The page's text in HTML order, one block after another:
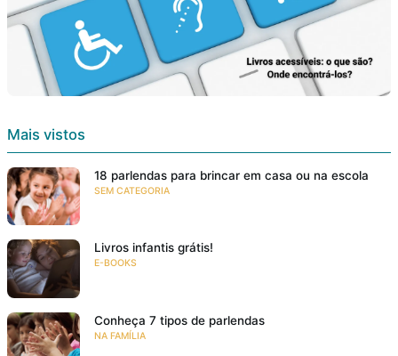
Mais vistos
18 parlendas para brincar em casa ou na escola
SEM CATEGORIA
Livros infantis grátis!
E-BOOKS
Conheça 7 tipos de parlendas
NA FAMÍLIA